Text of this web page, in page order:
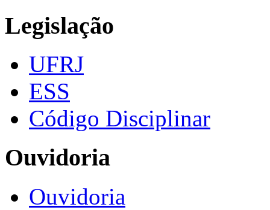
Legislação
UFRJ
ESS
Código Disciplinar
Ouvidoria
Ouvidoria